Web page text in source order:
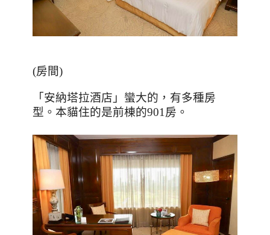
(房間)
「安納塔拉酒店」蠻大的，有多種房
型。本貓住的是前棟的901房。